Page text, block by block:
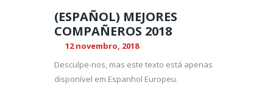
(ESPAÑOL) MEJORES
COMPAÑEROS 2018
12 novembro, 2018
Desculpe-nos, mas este texto está apenas
disponível em Espanhol Europeu.